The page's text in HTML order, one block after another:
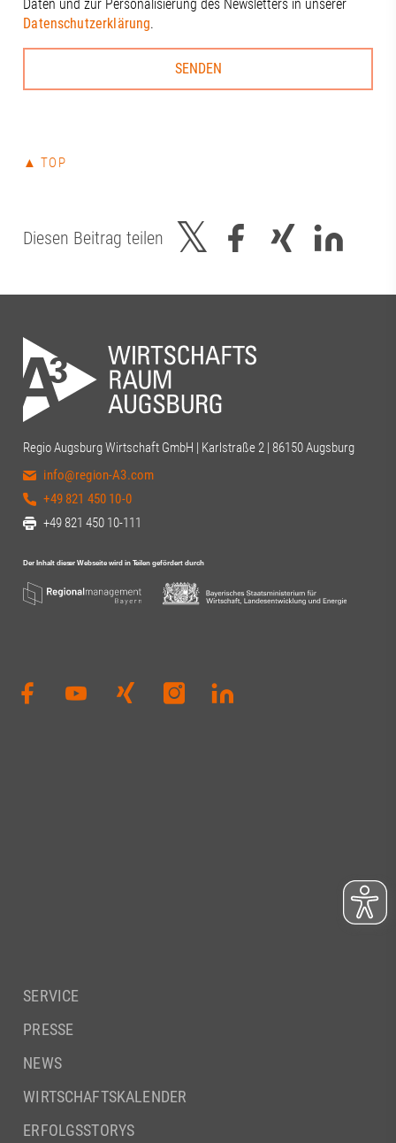
Daten und zur Personalisierung des Newsletters in unserer
Datenschutzerklärung.
▲ TOP
Diesen Beitrag teilen
Regio Augsburg Wirtschaft GmbH | Karlstraße 2 | 86150 Augsburg
info@region-A3.com
+49 821 450 10-0
+49 821 450 10-111
SERVICE
PRESSE
NEWS
WIRTSCHAFTSKALENDER
ERFOLGSSTORYS